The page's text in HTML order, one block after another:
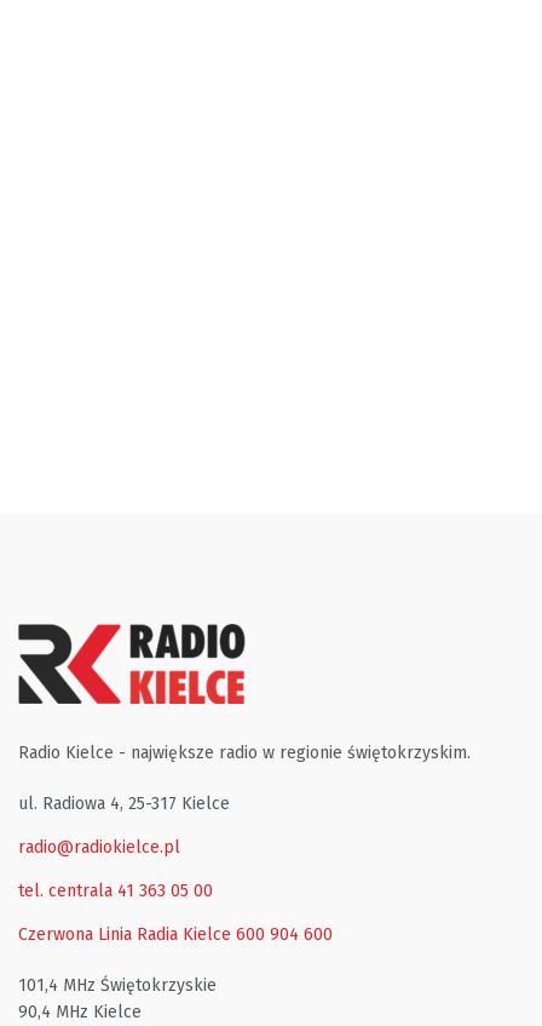
Radio Kielce - największe radio w regionie świętokrzyskim.
ul. Radiowa 4, 25-317 Kielce
radio@radiokielce.pl
tel. centrala 41 363 05 00
Czerwona Linia Radia Kielce 600 904 600
101,4 MHz Świętokrzyskie
90,4 MHz Kielce